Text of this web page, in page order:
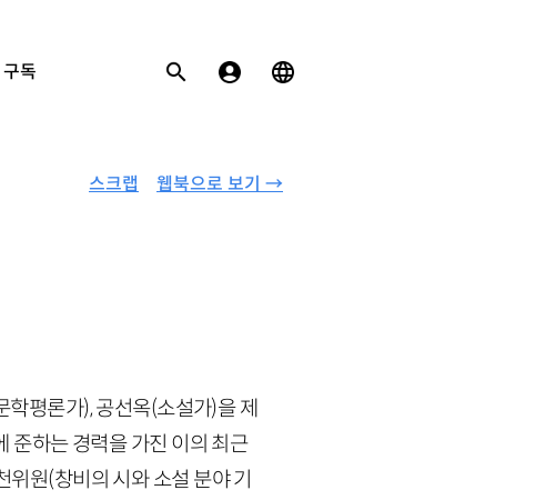
구독
웹북으로 보기 →
스크랩
학평론가), 공선옥(소설가)을 제
준하는 경력을 가진 이의 최근
원(창비의 시와 소설 분야 기